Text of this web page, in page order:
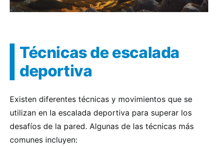
Técnicas de escalada
deportiva
Existen diferentes técnicas y movimientos que se
utilizan en la escalada deportiva para superar los
desafíos de la pared. Algunas de las técnicas más
comunes incluyen: